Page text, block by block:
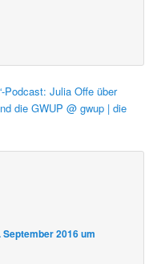
Podcast: Julia Offe über
die GWUP @ gwup | die
September 2016 um